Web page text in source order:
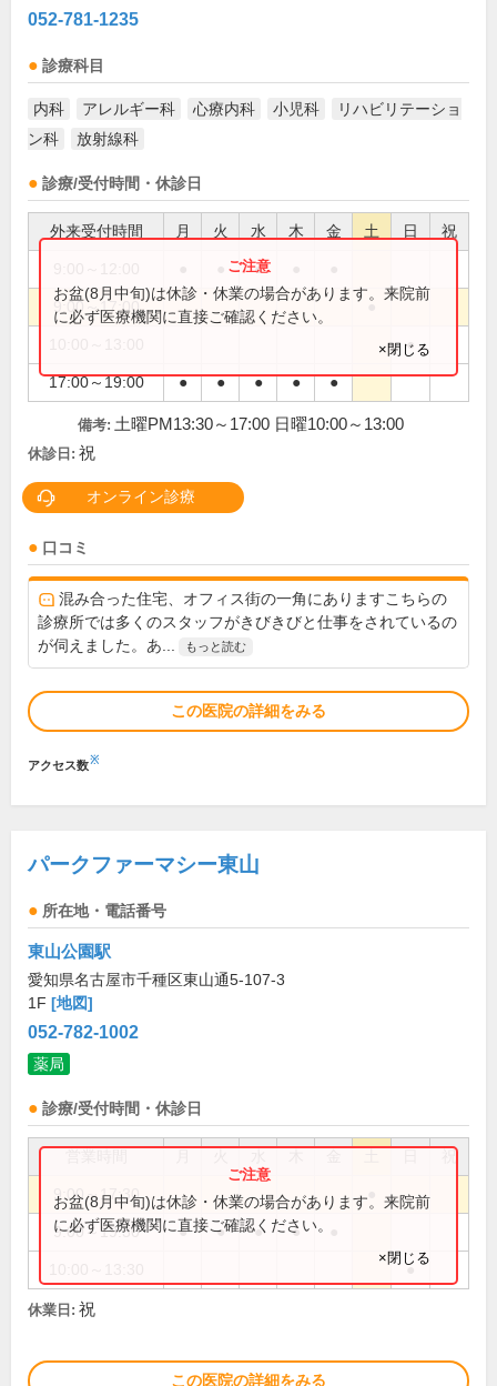
052-781-1235
診療科目
内科 アレルギー科 心療内科 小児科
リハビリテーショ
ン科
放射線科
診療/受付時間・休診日
外来受付時間 月 火 水 木 金 土 日 祝
●
9:00～17:00 ●
●
17:00～19:00 ● ● ● ● ●
お盆(8月中旬)は休診・休業の場合があります。来院前
に必ず医療機関に直接ご確認ください。
×閉じる
備考: 土曜PM13:30～17:00 日曜10:00～13:00
休診日: 祝
オンライン診療
口コミ
混み合った住宅、オフィス街の一角にありますこちらの
診療所では多くのスタッフがきびきびと仕事をされているの
が伺えました。あ...
もっと読む
この医院の詳細をみる
アクセス数※
パークファーマシー東山
所在地・電話番号
東山公園駅
愛知県名古屋市千種区東山通5-107-3
1F [地図]
052-782-1002
薬局
診療/受付時間・休診日
祝
9:00～17:30
9:00～19:30 ● ● ● ●
●
お盆(8月中旬)は休診・休業の場合があります。来院前
に必ず医療機関に直接ご確認ください。
×閉じる
休業日: 祝
この医院の詳細をみる